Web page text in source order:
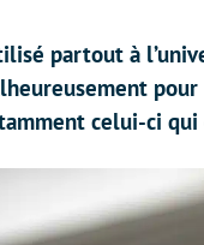
partout à
celui-ci